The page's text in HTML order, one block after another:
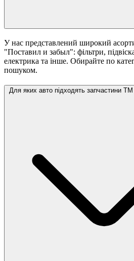
У нас представлений широкий
"Поставил и забыл": фільтри,
електрика та інше. Обирайте по
пошуком.
Для яких авто підходять запчастини